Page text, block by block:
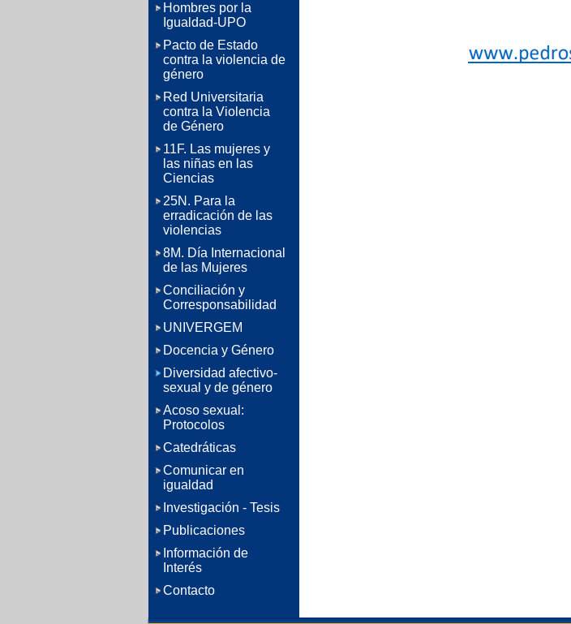
Hombres por la
Igualdad-UPO
Pacto de Estado
contra la violencia de
género
Red Universitaria
contra la Violencia
de Género
11F. Las mujeres y
las niñas en las
Ciencias
25N. Para la
erradicación de las
violencias
8M. Día Internacional
de las Mujeres
Conciliación y
Corresponsabilidad
UNIVERGEM
Docencia y Género
Diversidad afectivo-
sexual y de género
Acoso sexual:
Protocolos
Catedráticas
Comunicar en
igualdad
Investigación - Tesis
Publicaciones
Información de
Interés
Contacto